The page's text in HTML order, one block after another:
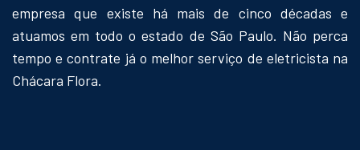
empresa que existe há mais de cinco décadas e
atuamos em todo o estado de São Paulo. Não perca
tempo e contrate já o melhor serviço de eletricista na
Chácara Flora.